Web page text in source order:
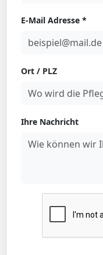
E-Mail Adresse *
Ort / PLZ
Ihre Nachricht